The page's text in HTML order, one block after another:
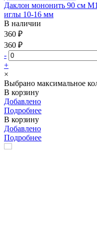
Даклон мононить 90 см
иглы 10-16 мм
В наличии
360 ₽
360 ₽
-
+
×
Выбрано максимальное
В корзину
Добавлено
Подробнее
В корзину
Добавлено
Подробнее